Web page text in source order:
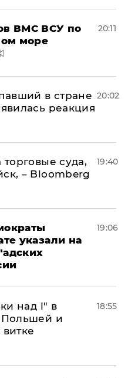
ВМС ВСУ по
море
20:11
в стране
реакция
20:02
суда,
– Bloomberg
19:40
указали на
19:06
над і" в
Польшей и
18:55